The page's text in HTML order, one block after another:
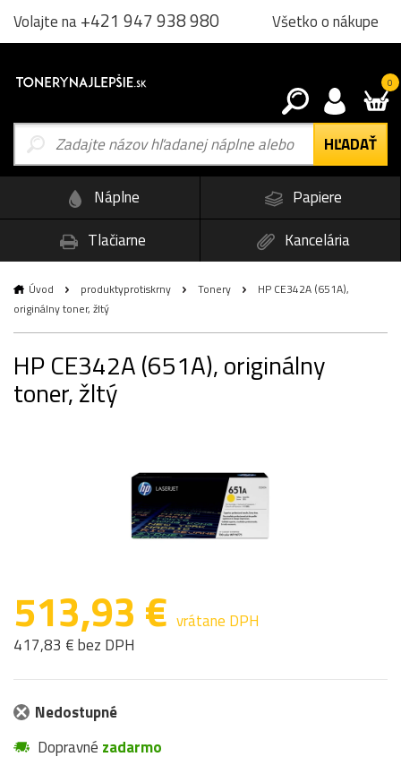
Volajte na+421 947 938 980 Všetko o nákupe
0
Náplne
Papiere
Tlačiarne
Kancelária
Úvod produktyprotiskrny Tonery
HP CE342A (651A),
originálny toner, žltý
HP CE342A (651A), originálny
toner, žltý
513,93 € vrátane DPH
417,83 € bez DPH
Nedostupné
Dopravné zadarmo